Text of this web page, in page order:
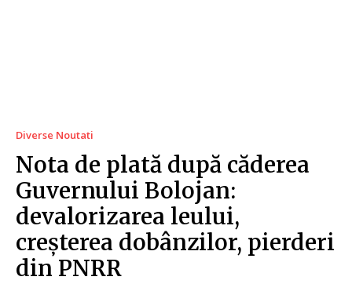
Diverse Noutati
Nota de plată după căderea
Guvernului Bolojan:
devalorizarea leului,
creșterea dobânzilor, pierderi
din PNRR